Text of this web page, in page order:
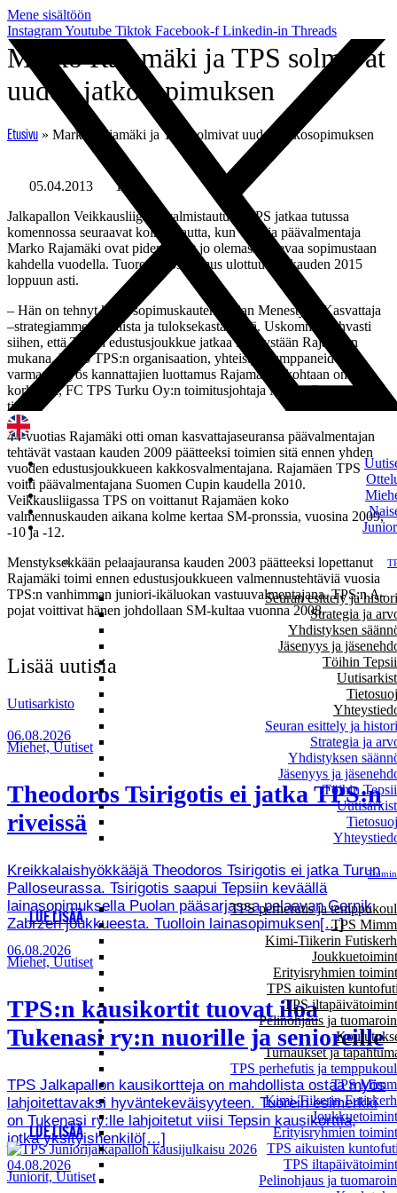
Mene sisältöön
InstagramYoutube Tiktok Facebook-f Linkedin-in Threads
Seuran esittely ja
Strategia ja
Yhdistyksen
Jäsenyys ja
Töihin
Seuran esittely ja
Strategia ja
Yhdistyksen
Jäsenyys ja
Töihin
TPS perhefutis ja
TPS
Kimi-Tiikerin
Erityisryhmien
TPS aikuisten
TPS
Pelinohjaus ja
Turnaukset ja
TPS perhefutis ja
TPS
Kimi-Tiikerin
Erityisryhmien
TPS aikuisten
TPS
Pelinohjaus ja
Marko Rajamäki ja TPS solmivat
uuden jatkosopimuksen
Etusivu » Marko Rajamäki ja TPS solmivat uuden jatkosopimuksen
05.04.2013
10:11
Jalkapallon Veikkausliigaan valmistautuva TPS jatkaa tutussa
komennossa seuraavat kolme kautta, kun TPS ja päävalmentaja
Marko Rajamäki ovat pidentäneet jo olemassa olevaa sopimustaan
kahdella vuodella. Tuore jatkosopimus ulottuu nyt kauden 2015
loppuun asti.
– Hän on tehnyt koko sopimuskautensa ajan Menestyvä Kasvattaja
–strategiamme mukaista ja tuloksekasta työtä. Uskomme vahvasti
siihen, että TPS:n edustusjoukkue jatkaa kehitystään Rajamäen
mukana. Koko TPS:n organisaation, yhteistyökumppaneiden ja
varmasti myös kannattajien luottamus Rajamäkeä kohtaan on
korkealla, FC TPS Turku Oy:n toimitusjohtaja Marco Casagrande
tietää.
44-vuotias Rajamäki otti oman kasvattajaseuransa päävalmentajan
tehtävät vastaan kauden 2009 päätteeksi toimien sitä ennen yhden
vuoden edustusjoukkueen kakkosvalmentajana. Rajamäen TPS
voitti päävalmentajana Suomen Cupin kaudella 2010.
Veikkausliigassa TPS on voittanut Rajamäen koko
valmennuskauden aikana kolme kertaa SM-pronssia, vuosina 2009,
-10 ja -12.
Menstyksekkään pelaajauransa kauden 2003 päätteeksi lopettanut
Rajamäki toimi ennen edustusjoukkueen valmennustehtäviä vuosia
TPS:n vanhimman juniori-ikäluokan vastuuvalmentajana. TPS:n A-
pojat voittivat hänen johdollaan SM-kultaa vuonna 2008.
Lisää uutisia
Uutisarkisto
06.08.2026
Miehet, Uutiset
Theodoros Tsirigotis ei jatka TPS:n
riveissä
Kreikkalaishyökkääjä Theodoros Tsirigotis ei jatka Turun
Palloseurassa. Tsirigotis saapui Tepsiin keväällä
lainasopimuksella Puolan pääsarjassa pelaavan Gornik
Zabrzen joukkueesta. Tuolloin lainasopimuksen[…]
LUE LISÄÄ
06.08.2026
Miehet, Uutiset
TPS:n kausikortit tuovat iloa
Tukenasi ry:n nuorille ja senioreille
TPS Jalkapallon kausikortteja on mahdollista ostaa myös
lahjoitettavaksi hyväntekeväisyyteen. Tuorein esimerkki
on Tukenasi ry:lle lahjoitetut viisi Tepsin kausikorttia,
jotka yksityishenkilö[…]
LUE LISÄÄ
04.08.2026
Juniorit, Uutiset